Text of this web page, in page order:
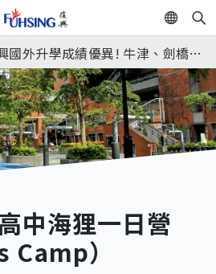
EN
同學榮錄MIT麻省理工學院，本校
一學府！
國外升學成績優異! 牛津、劍橋首
單再創佳績🎉，32％達醫學系錄
錄取標準。各組合4科60級分9人
始
布
同學榮錄MIT麻省理工學院，本校
第一學府！
中海狸一日營
Camp）